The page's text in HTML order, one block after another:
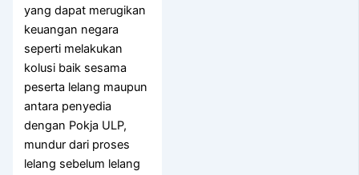
yang dapat merugikan
keuangan negara
seperti melakukan
kolusi baik sesama
peserta lelang maupun
antara penyedia
dengan Pokja ULP,
mundur dari proses
lelang sebelum lelang